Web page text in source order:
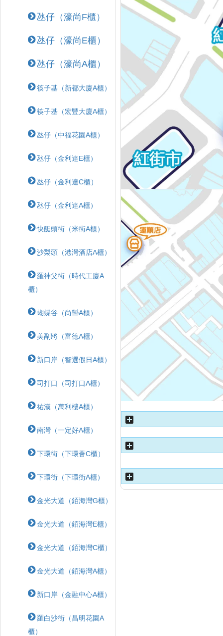
氹仔（濠尚F櫃）
氹仔（濠尚E櫃）
氹仔（濠尚A櫃）
筷子基（新都大廈A櫃）
筷子基（宏豐大廈A櫃）
氹仔（中福花園A櫃）
氹仔（金利達E櫃）
氹仔（金利達C櫃）
氹仔（金利達A櫃）
快艇頭街（米街A櫃）
沙梨頭（港灣酒店A櫃）
羅神父街（時代工廈A
櫃）
蝴蝶⾕（尚巒A櫃）
美副將（富德A櫃）
新口岸（智選假日A櫃）
司打口（司打口A櫃）
祐漢（萬利樓A櫃）
南灣（一定好A櫃）
下環街（下環薈C櫃）
下環街（下環街A櫃）
金光大道（銆海灣G櫃）
金光大道（銆海灣E櫃）
金光大道（銆海灣C櫃）
金光大道（銆海灣A櫃）
新口岸（金融中心A櫃）
羅白沙街（昌明花園A
櫃）